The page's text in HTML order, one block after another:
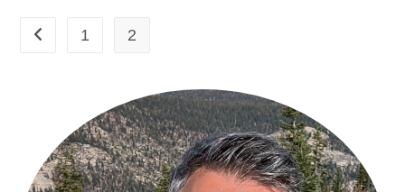
Zur vorherigen Seite
1 2